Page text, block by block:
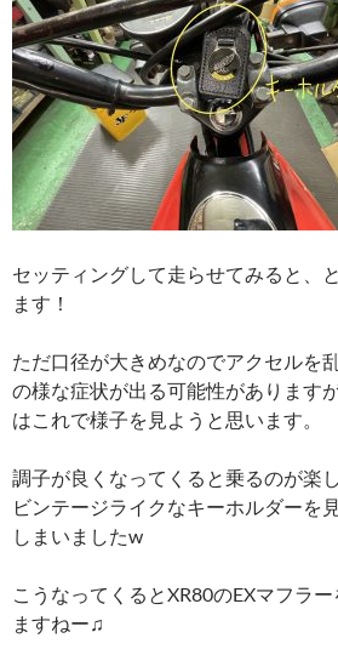
セッティングして走らせてみると、
ます！
ただ口径が大きめなのでアクセルを
の様な症状が出る可能性があります
はこれで様子を見ようと思います。
調子が良くなってくると乗るのが楽
ビンテージライクなキーホルダーを
しまいましたw
こうなってくるとXR80のEXマフラ
ますねー♫